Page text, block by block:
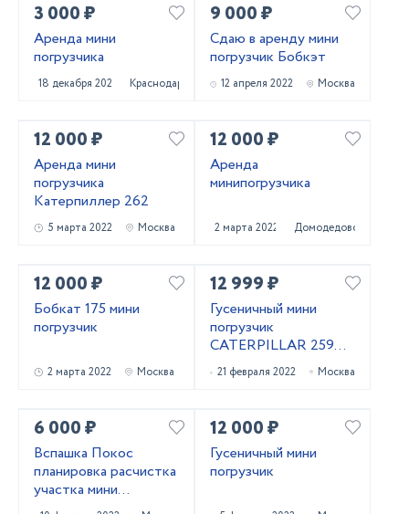
3 000 ₽
Аренда мини
погрузчика
18 декабря 2022 Краснодар
9 000 ₽
Сдаю в аренду мини
погрузчик Бобкэт
12 апреля 2022 Москва
12 000 ₽
Аренда мини
погрузчика
Катерпиллер 262
5 марта 2022 Москва
12 000 ₽
Аренда
минипогрузчика
2 марта 2022 Домодедово
12 000 ₽
Бобкат 175 мини
погрузчик
2 марта 2022 Москва
12 999 ₽
Гусеничный мини
погрузчик
CATERPILLAR 259D в
аренду от
собственника
21 февраля 2022 Москва
6 000 ₽
Вспашка Покос
планировка расчистка
участка мини
погрузчиком
12 000 ₽
Гусеничный мини
погрузчик